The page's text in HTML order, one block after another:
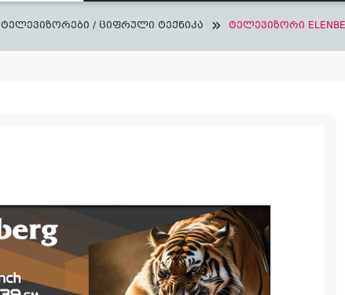
ტელევიზორები / ციფრული ტექნიკა ტელევიზორი